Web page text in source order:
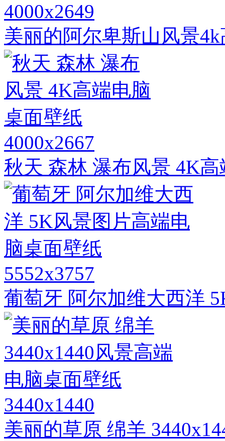
4000x2649
美丽的阿尔卑斯山风景
4000x2667
秋天 森林 瀑布风景 4K
5552x3757
葡萄牙 阿尔加维大西洋
3440x1440
美丽的草原 绵羊